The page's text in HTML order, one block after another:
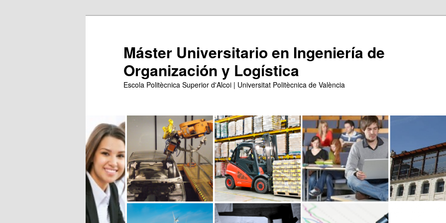
Máster Universitario en Ingeniería de
Organización y Logística
Escola Politècnica Superior d'Alcoi | Universitat Politècnica de València